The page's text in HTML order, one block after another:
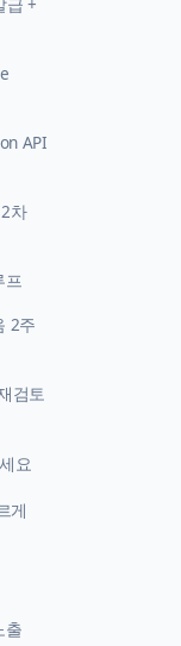
API
차
프
2주
검토
요
게
출